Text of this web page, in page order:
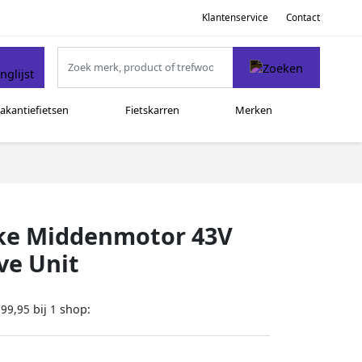
Klantenservice Contact
Fietskarren Merken
Middenmotor 43V
Unit
bij 1 shop: